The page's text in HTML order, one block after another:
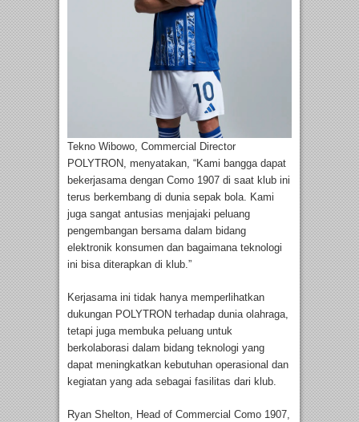
Tekno Wibowo, Commercial Director
POLYTRON, menyatakan, “Kami bangga dapat
bekerjasama dengan Como 1907 di saat klub ini
terus berkembang di dunia sepak bola. Kami
juga sangat antusias menjajaki peluang
pengembangan bersama dalam bidang
elektronik konsumen dan bagaimana teknologi
ini bisa diterapkan di klub.”
Kerjasama ini tidak hanya memperlihatkan
dukungan POLYTRON terhadap dunia olahraga,
tetapi juga membuka peluang untuk
berkolaborasi dalam bidang teknologi yang
dapat meningkatkan kebutuhan operasional dan
kegiatan yang ada sebagai fasilitas dari klub.
Ryan Shelton, Head of Commercial Como 1907,